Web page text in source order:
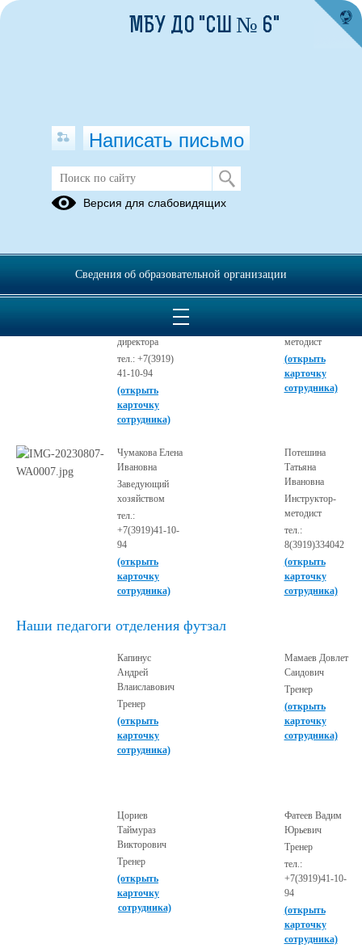
Все образовательные программы
Замлынская
Яна
Александровна
директора
тел.: +7(3919)
41-10-94
(открыть
карточку
сотрудника)
Степаненко
Марина
методист
(открыть
карточку
сотрудника)
Чумакова Елена
Ивановна
Заведующий
хозяйством
тел.:
+7(3919)41-10-
94
(открыть
карточку
сотрудника)
Потешина
Татьяна
Ивановна
Инструктор-
методист
тел.:
8(3919)334042
(открыть
карточку
сотрудника)
Наши педагоги отделения футзал
Капинус
Андрей
Влаиславович
Тренер
(открыть
карточку
сотрудника)
Мамаев Довлет
Саидович
Тренер
(открыть
карточку
сотрудника)
Цориев
Таймураз
Викторович
Тренер
(открыть
карточку
сотрудника)
Фатеев Вадим
Юрьевич
Тренер
тел.:
+7(3919)41-10-
94
(открыть
карточку
сотрудника)
МБУ ДО "СШ № 6"
Написать письмо
Версия для слабовидящих
Сведения об образовательной организации